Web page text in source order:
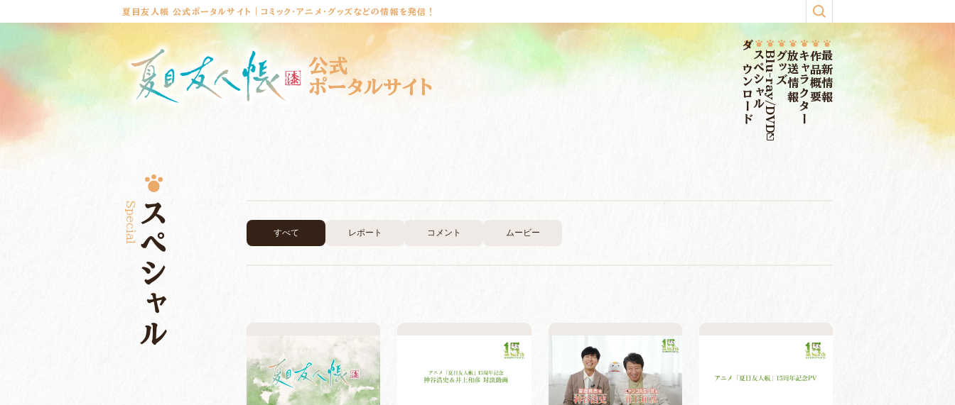
夏目友人帳 公式ポータルサイト｜コミック・アニメ・グッズなどの情報を発信！
公式
ポータルサイト
ダウンロードスペシャルBlu-ray/DVDグッズ放送情報キャラクター作品概要最新情報
Specialスペシャル すべて レポート コメント ムービー